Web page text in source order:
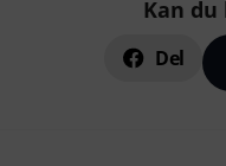
Kan du
Del